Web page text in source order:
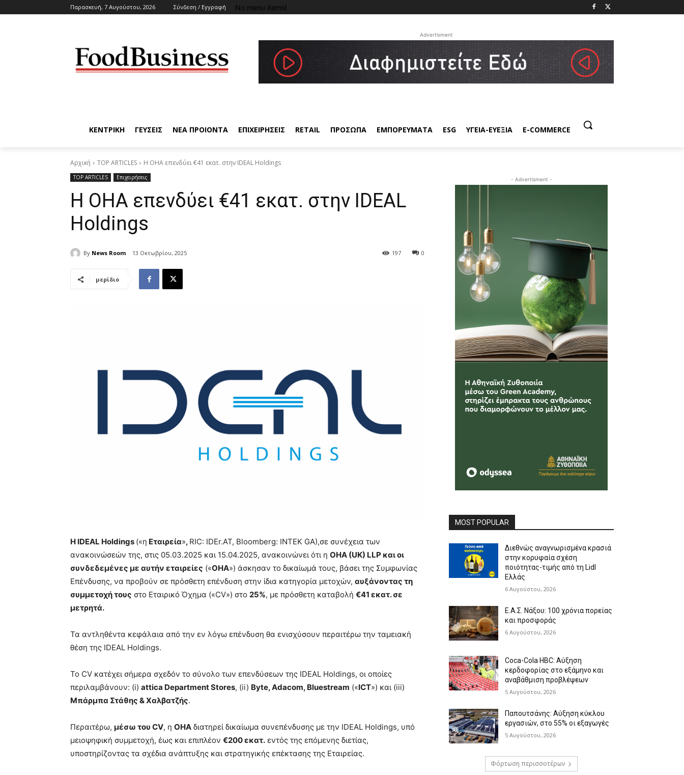
Παρασκευή, 7 Αυγούστου, 2026 Σύνδεση / Εγγραφή No menu items!
Advertisment
ΚΕΝΤΡΙΚΗ ΓΕΥΣΕΙΣ ΝΕΑ ΠΡΟΙΟΝΤΑ ΕΠΙΧΕΙΡΗΣΕΙΣ RETAIL ΠΡΟΣΩΠΑ ΕΜΠΟΡΕΥΜΑΤΑ ESG ΥΓΕΙΑ-ΕΥΕΞΙΑ E-COMMERCE
Αρχική TOP ARTICLES Η OHA επενδύει €41 εκατ. στην IDEAL Holdings
TOP ARTICLES Επιχειρήσεις
Η OHA επενδύει €41 εκατ. στην IDEAL
Holdings
By News Room 13 Οκτωβρίου, 2025 0
197
μερίδιο
Η IDEAL Holdings («η Εταιρεία», RIC: IDEr.AT, Bloomberg: INTEK GA),σε συνέχεια των
ανακοινώσεών της, στις 05.03.2025 και 15.04.2025, ανακοινώνει ότι η OHA (UK) LLP και οι
συνδεδεμένες με αυτήν εταιρείες («OHA») άσκησαν το δικαίωμά τους, βάσει της Συμφωνίας
Επένδυσης, να προβούν σε πρόσθετη επένδυση στην ίδια κατηγορία μετοχών, αυξάνοντας τη
συμμετοχή τους στο Εταιρικό Όχημα («CV») στο 25%, με πρόσθετη καταβολή €41 εκατ. σε
μετρητά.
Τα αντληθέντα κεφάλαια από την εν λόγω επένδυση θα ενισχύσουν περαιτέρω την ταμειακή
θέση της IDEAL Holdings.
Το CV κατέχει σήμερα σχεδόν το σύνολο των επενδύσεων της IDEAL Holdings, οι οποίες
περιλαμβάνουν: (i) attica DepartmentStores, (ii) Byte,Adacom, Bluestream («ICT») και (iii)
Μπάρμπα Στάθης & Χαλβατζής.
Περαιτέρω, μέσω του CV, η OHA διατηρεί δικαίωμα συνεπένδυσης με την IDEAL Holdings, υπό
μειοψηφική συμμετοχή, έως και επιπλέον €200 εκατ. εντός της επόμενης διετίας,
υποστηρίζοντας τα σχέδια ανάπτυξης και στρατηγικής επέκτασης της Εταιρείας.
- Advertisment -
MOST POPULAR
Διεθνώς αναγνωρισμένα κρασιά
στην κορυφαία σχέση
ποιότητας-τιμής από τη Lidl
Ελλάς
6 Αυγούστου, 2026
Ε.Α.Σ. Νάξου: 100 χρόνια πορείας
και προσφοράς
6 Αυγούστου, 2026
Coca-Cola HBC: Αύξηση
κερδοφορίας στο εξάμηνο και
αναβάθμιση προβλέψεων
5 Αυγούστου, 2026
Παπουτσάνης: Αύξηση κύκλου
εργασιών, στο 55% οι εξαγωγές
5 Αυγούστου, 2026
Φόρτωση περισσοτέρων